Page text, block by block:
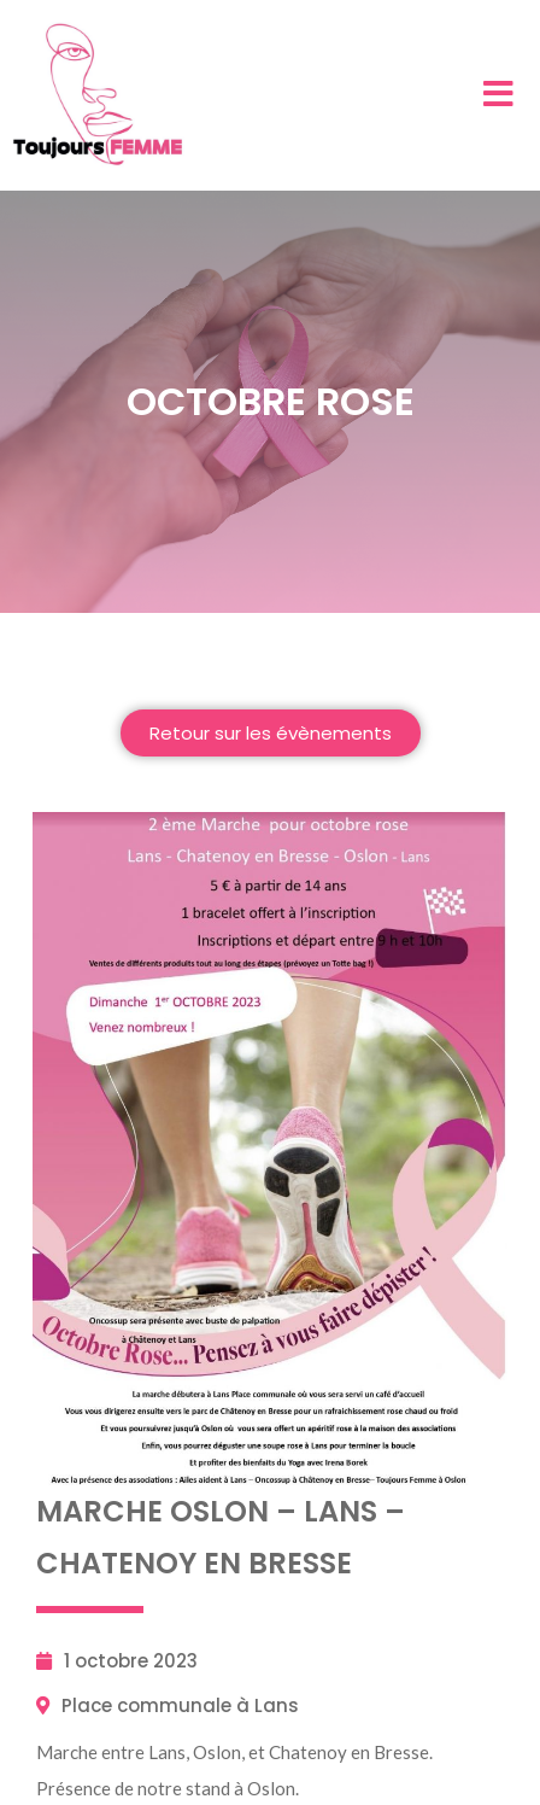
OCTOBRE ROSE
Retour sur les évènements
MARCHE OSLON – LANS –
CHATENOY EN BRESSE
1 octobre 2023
Place communale à Lans
Marche entre Lans, Oslon, et Chatenoy en Bresse.
Présence de notre stand à Oslon.